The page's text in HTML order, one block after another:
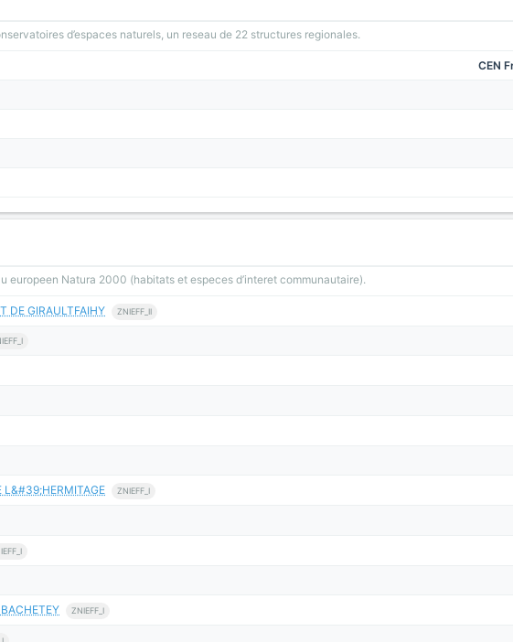
d’espaces naturels, un reseau de 22 structures regionales.
CEN
europeen Natura 2000 (habitats et especes d’interet communautaire).
DE GIRAULTFAIHY ZNIEFF_II
L&#39;HERMITAGE ZNIEFF_I
ZNIEFF_I